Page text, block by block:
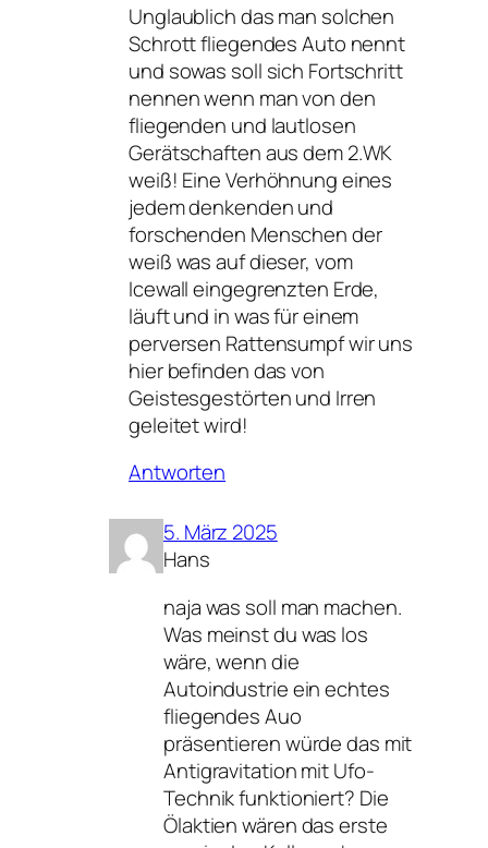
Unglaublich das man solchen
Schrott fliegendes Auto nennt
und sowas soll sich Fortschritt
nennen wenn man von den
fliegenden und lautlosen
Gerätschaften aus dem 2.WK
weiß! Eine Verhöhnung eines
jedem denkenden und
forschenden Menschen der
weiß was auf dieser, vom
Icewall eingegrenzten Erde,
läuft und in was für einem
perversen Rattensumpf wir uns
hier befinden das von
Geistesgestörten und Irren
geleitet wird!
Antworten
5. März 2025
Hans
naja was soll man machen.
Was meinst du was los
wäre, wenn die
Autoindustrie ein echtes
fliegendes Auo
präsentieren würde das mit
Antigravitation mit Ufo-
Technik funktioniert? Die
Ölaktien wären das erste